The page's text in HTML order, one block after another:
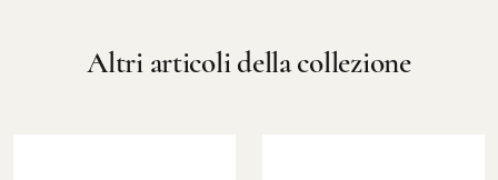
Altri articoli della collezione